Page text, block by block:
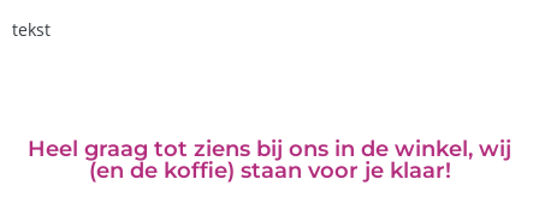
tekst
Heel graag tot ziens bij ons in de winkel, wij
(en de koffie) staan voor je klaar!